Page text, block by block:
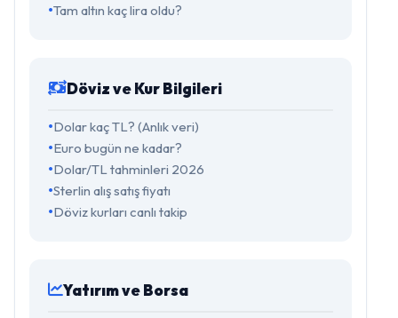
Tam altın kaç lira oldu?
Döviz ve Kur Bilgileri
Dolar kaç TL? (Anlık veri)
Euro bugün ne kadar?
Dolar/TL tahminleri 2026
Sterlin alış satış fiyatı
Döviz kurları canlı takip
Yatırım ve Borsa